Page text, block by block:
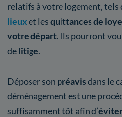
relatifs à votre logement, tels
lieuxet lesquittances de
votre départ. Ils pourront
delitige.
Déposer son préavisdans le
déménagement est une
suffisamment tôt afin d’